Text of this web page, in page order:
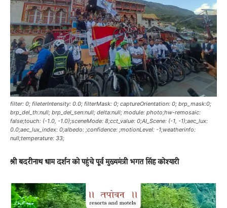
News
LIVE
filter: 0; fileterIntensity: 0.0; filterMask: 0; captureOrientation: 0; brp_mask:0;
brp_del_th:null; brp_del_sen:null; delta:null; module: photo;hw-remosaic:
false;touch: (-1.0, -1.0);sceneMode: 8;cct_value: 0;AI_Scene: (-1, -1);aec_lux:
0.0;aec_lux_index: 0;albedo: ;confidence: ;motionLevel: -1;weatherinfo:
null;temperature: 33;
श्री बदरीनाथ धाम दर्शन को पहुंचे पूर्व मुख्यमंत्री भगत सिंह कोश्यारी